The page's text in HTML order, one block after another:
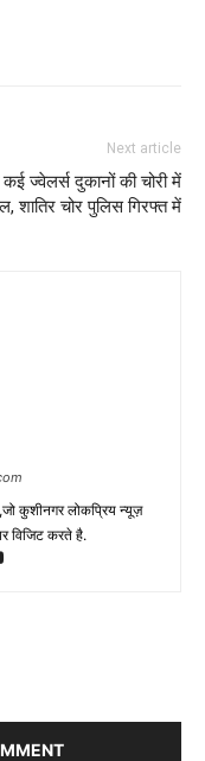
Next article
ज्वेलर्स दुकानों की चोरी में
शातिर चोर पुलिस गिरफ्त में
कुशीनगर लोकप्रिय न्यूज़
विजिट करते है.